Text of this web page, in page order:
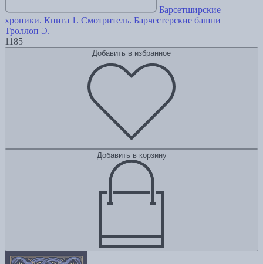
Барсетширские
хроники. Книга 1. Смотритель. Барчестерские башни
Троллоп Э.
1185
Добавить в избранное
Добавить в корзину